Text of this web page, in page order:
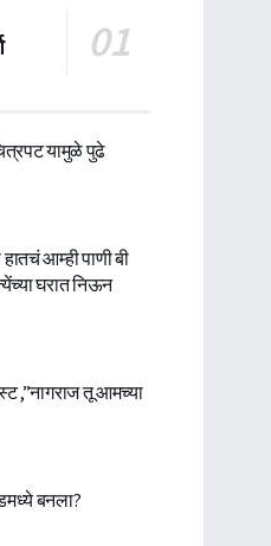
यामुळे पुढे
आम्ही पाणी बी
घरात निऊन
,”नागराज तू आमच्या
बनला?